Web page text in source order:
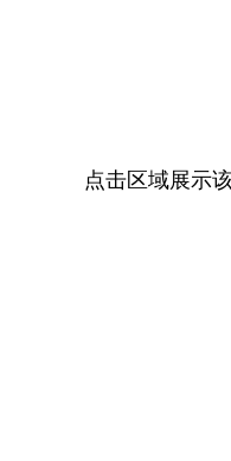
情况，点击区域展示